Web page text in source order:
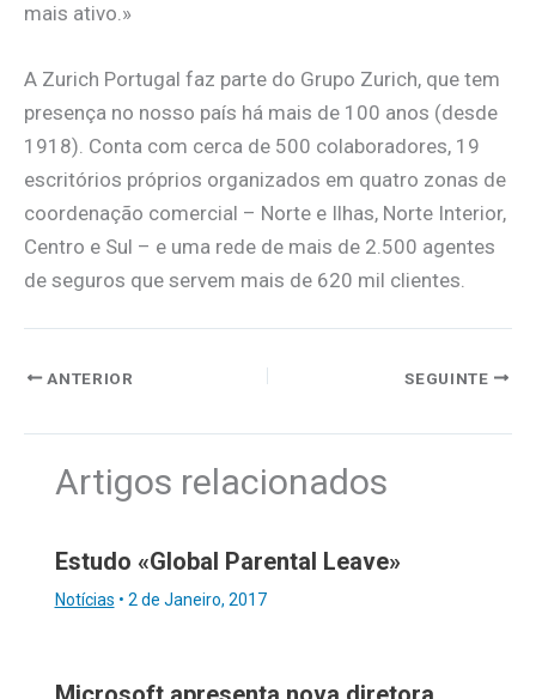
mais ativo.»
A Zurich Portugal faz parte do Grupo Zurich, que tem
presença no nosso país há mais de 100 anos (desde
1918). Conta com cerca de 500 colaboradores, 19
escritórios próprios organizados em quatro zonas de
coordenação comercial – Norte e Ilhas, Norte Interior,
Centro e Sul – e uma rede de mais de 2.500 agentes
de seguros que servem mais de 620 mil clientes.
ANTERIOR SEGUINTE
Artigos relacionados
Estudo «Global Parental Leave»
Notícias • 2 de Janeiro, 2017